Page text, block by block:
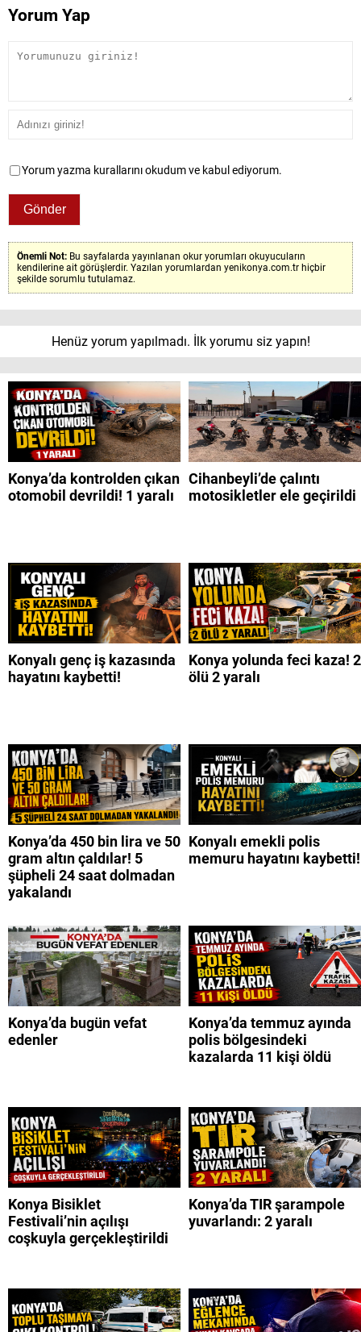
Yorum Yap
Yorum yazma kurallarını okudum ve kabul ediyorum.
Önemli Not: Bu sayfalarda yayınlanan okur yorumları okuyucuların
kendilerine ait görüşlerdir. Yazılan yorumlardan yenikonya.com.tr hiçbir
şekilde sorumlu tutulamaz.
Henüz yorum yapılmadı. İlk yorumu siz yapın!
Konya’da kontrolden çıkan
otomobil devrildi! 1 yaralı
Cihanbeyli’de çalıntı
motosikletler ele geçirildi
Konyalı genç iş kazasında
hayatını kaybetti!
Konya yolunda feci kaza! 2
ölü 2 yaralı
Konya’da 450 bin lira ve 50
gram altın çaldılar! 5
şüpheli 24 saat dolmadan
yakalandı
Konyalı emekli polis
memuru hayatını kaybetti!
Konya’da bugün vefat
edenler
Konya’da temmuz ayında
polis bölgesindeki
kazalarda 11 kişi öldü
Konya Bisiklet
Festivali’nin açılışı
coşkuyla gerçekleştirildi
Konya’da TIR şarampole
yuvarlandı: 2 yaralı